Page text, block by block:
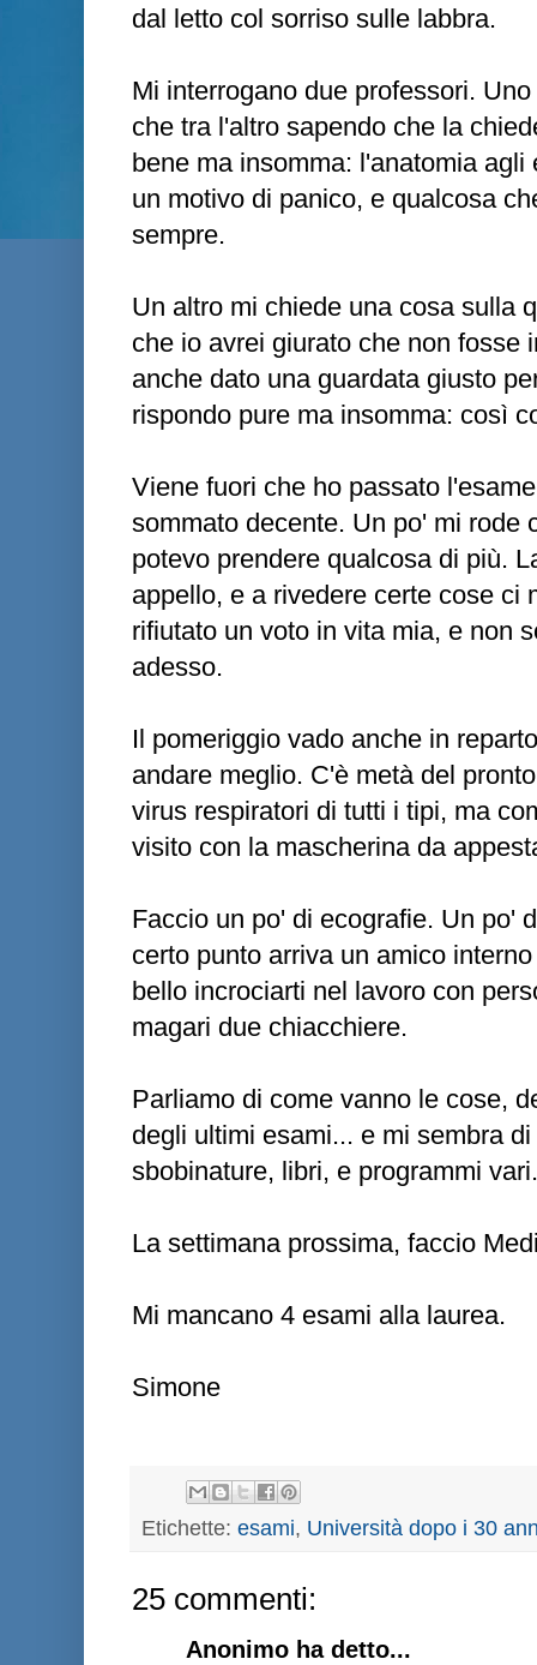
dal letto col sorriso sulle labbra.
Mi interrogano due professori.
che tra l'altro sapendo che la
bene ma insomma: l'anatomia
un motivo di panico, e qualcosa
sempre.
Un altro mi chiede una cosa sulla
che io avrei giurato che non fosse
anche dato una guardata giusto
rispondo pure ma insomma: così
Viene fuori che ho passato
sommato decente. Un po' mi rode
potevo prendere qualcosa di più.
appello, e a rivedere certe cose ci
rifiutato un voto in vita mia, e non
adesso.
Il pomeriggio vado anche in
andare meglio. C'è metà del
virus respiratori di tutti i tipi, ma
visito con la mascherina da
Faccio un po' di ecografie. Un po'
certo punto arriva un amico
bello incrociarti nel lavoro con
magari due chiacchiere.
Parliamo di come vanno le cose,
degli ultimi esami... e mi sembra
sbobinature, libri, e programmi vari.
La settimana prossima, faccio
Mi mancano 4 esami alla laurea.
Simone
Etichette: esami, Università dopo i 30
25 commenti:
Anonimo ha detto...